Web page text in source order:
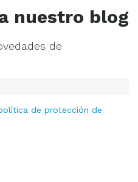
nuestro blog
de
de protección de